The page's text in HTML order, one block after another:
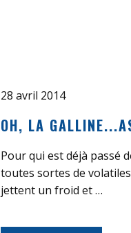
28 avril 2014
OH, LA
Pour qui est déjà passé
toutes sortes de
jettent un froid et …